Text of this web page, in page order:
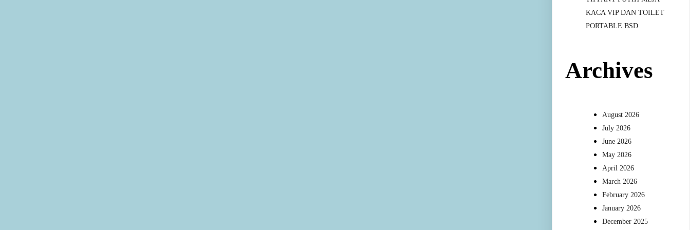
KACA VIP DAN TOILET
PORTABLE BSD
Archives
August 2026
July 2026
June 2026
May 2026
April 2026
March 2026
February 2026
January 2026
December 2025